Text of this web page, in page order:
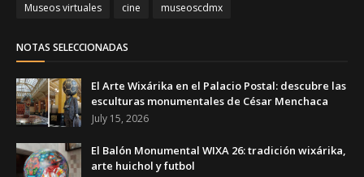
Museos virtuales
cine museoscdmx
NOTAS SELECCIONADAS
El Arte Wixárika en el Palacio Postal: descubre las
esculturas monumentales de César Menchaca
July 15, 2026
El Balón Monumental WIXA 26: tradición wixárika,
arte huichol y futbol